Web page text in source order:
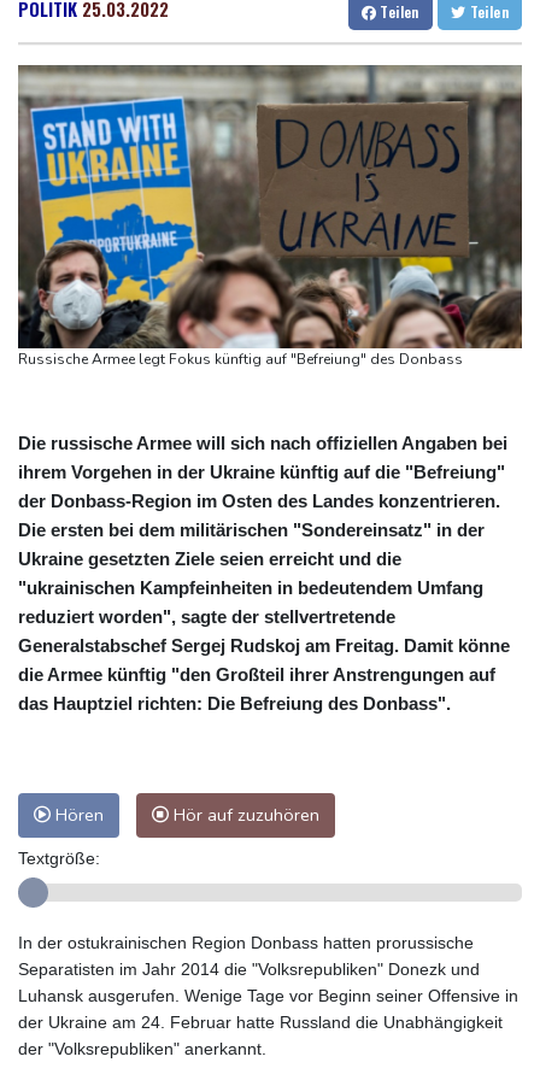
Salzburg
27 °C
Baden-Baden
21 °C
Sonnenfinsternis: Forscher untersuchen Auswirkungen auf
Navigation und Funksysteme
Wegen Patientenmorden verurteilter Krankenpfleger: Rund 120
weitere Verdachtsfälle
"Vertrauen gebrochen": UEFA und Co. legen gegen Infantino
nach
Rückreisewelle nimmt Fahrt auf: ADAC rechnet erneut mit Staus
an Wochenende
Bericht: Spreng-Drohne flog direkt auf ukrainische
Frachtmaschine zu
Behörden: Zwölf Tote bei ukrainischem Drohnenangriff in
POLITIK 25.03.2022 Teilen Teilen
Russische Armee legt Fokus künftig auf "Befreiung" des Donbass
Die russische Armee will sich nach offiziellen Angaben bei
ihrem Vorgehen in der Ukraine künftig auf die "Befreiung"
der Donbass-Region im Osten des Landes konzentrieren.
Die ersten bei dem militärischen "Sondereinsatz" in der
Ukraine gesetzten Ziele seien erreicht und die
"ukrainischen Kampfeinheiten in bedeutendem Umfang
reduziert worden", sagte der stellvertretende
Generalstabschef Sergej Rudskoj am Freitag. Damit könne
die Armee künftig "den Großteil ihrer Anstrengungen auf
das Hauptziel richten: Die Befreiung des Donbass".
Hören Hör auf zuzuhören
Textgröße:
In der ostukrainischen Region Donbass hatten prorussische
Separatisten im Jahr 2014 die "Volksrepubliken" Donezk und
Luhansk ausgerufen. Wenige Tage vor Beginn seiner Offensive in
der Ukraine am 24. Februar hatte Russland die Unabhängigkeit
der "Volksrepubliken" anerkannt.